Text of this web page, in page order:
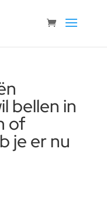
bellen in
of
je er nu